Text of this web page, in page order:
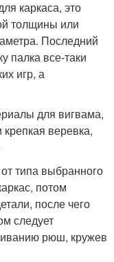
каркаса, это
толщины или
Последний
палка все-таки
игр, а
для вигвама,
веревка,
типа выбранного
потом
после чего
следует
рюш, кружев